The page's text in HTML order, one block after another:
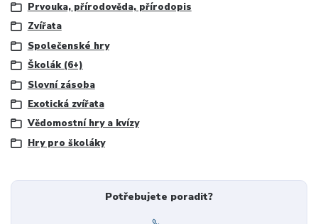
Prvouka, přírodověda, přírodopis
Zvířata
Společenské hry
Školák (6+)
Slovní zásoba
Exotická zvířata
Vědomostní hry a kvízy
Hry pro školáky
Potřebujete poradit?